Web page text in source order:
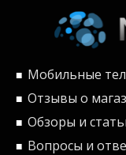
■ Мобильные
■ Отзывы о
■ Обзоры и
■ Вопросы и